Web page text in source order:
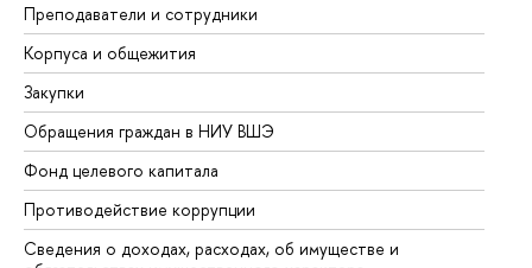
Преподаватели и сотрудники
Корпуса и общежития
Закупки
Обращения граждан в НИУ ВШЭ
Фонд целевого капитала
Противодействие коррупции
Сведения о доходах, расходах, об имуществе и